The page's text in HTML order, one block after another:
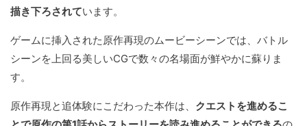
描き下ろされています。
ゲームに挿入された原作再現のムービーシーンでは、バトル
シーンを上回る美しいCGで数々の名場面が鮮やかに蘇りま
す。
原作再現と追体験にこだわった本作は、 クエストを進めるこ